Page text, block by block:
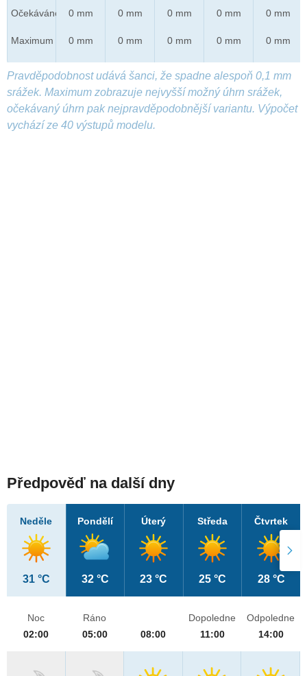
Očekáváno
Maximum
0 mm
0 mm
0 mm
0 mm
0 mm
0 mm
0 mm
0 mm
0 mm
0 mm
Pravděpodobnost udává šanci, že spadne alespoň 0,1 mm
srážek. Maximum zobrazuje nejvyšší možný úhrn srážek,
očekávaný úhrn pak nejpravděpodobnější variantu. Výpočet
vychází ze 40 výstupů modelu.
Předpověď na další dny
Neděle
31 °C
Pondělí
32 °C
Úterý
23 °C
Středa
25 °C
Čtvrtek
28 °C
Noc
02:00
Ráno
05:00
08:00
Dopoledne
11:00
Odpoledne
14:00